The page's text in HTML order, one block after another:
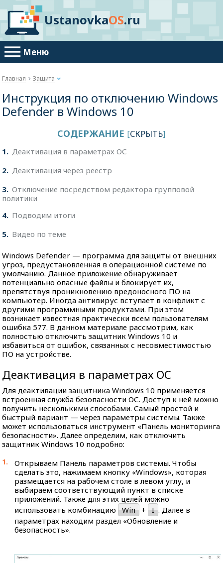
UstanovkaOS.ru
Главная Защита
Инструкция по отключению Windows
Defender в Windows 10
СОДЕРЖАНИЕ [СКРЫТЬ]
1
Деактивация в параметрах ОС
2 Деактивация через реестр
3 Отключение посредством редактора групповой
политики
4 Подводим итоги
5 Видео по теме
Windows Defender — программа для защиты от внешних
угроз, предустановленная в операционной системе по
умолчанию. Данное приложение обнаруживает
потенциально опасные файлы и блокирует их,
препятствуя проникновению вредоносного ПО на
компьютер. Иногда антивирус вступает в конфликт с
другими программными продуктами. При этом
возникает известная практически всем пользователям
ошибка 577. В данном материале рассмотрим, как
полностью отключить защитник Windows 10 и
избавиться от ошибок, связанных с несовместимостью
ПО на устройстве.
Деактивация в параметрах ОС
Для деактивации защитника Windows 10 применяется
встроенная служба безопасности ОС. Доступ к ней можно
получить несколькими способами. Самый простой и
быстрый вариант — через параметры системы. Также
может использоваться инструмент «Панель мониторинга
безопасности». Далее определим, как отключить
защитник Windows 10 подробно:
Открываем Панель параметров системы. Чтобы
сделать это, нажимаем кнопку «Windows», которая
размещается на рабочем столе в левом углу, и
выбираем соответствующий пункт в списке
приложений. Также для этих целей можно
использовать комбинацию
Win + I . Далее в
параметрах находим раздел «Обновление и
безопасность».
Меню